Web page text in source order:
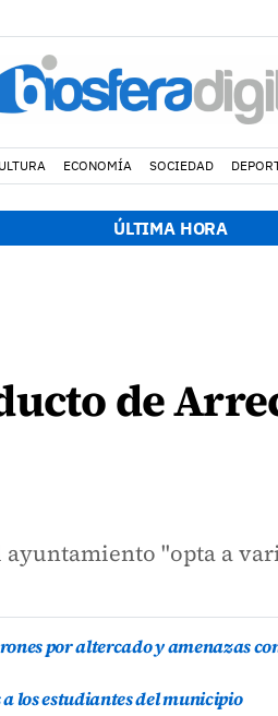
ECONOMÍA SOCIEDAD
ÚLTIMA HORA
de
"opta a
por altercado y amenazas
los estudiantes del municipio